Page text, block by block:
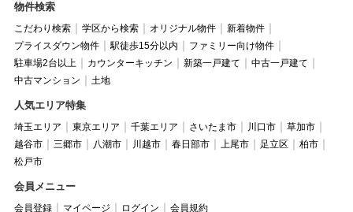
物件検索
こだわり検索 学区から検索 オリジナル物件
新着物件
プライスダウン物件
駅徒歩15分以内
ファミリー向け物件
駐車場2台以上
カウンターキッチン 新築一戸建て
中古一戸建て
中古マンション
土地
人気エリア特集
埼玉エリア 東京エリア 千葉エリア さいたま市 川口市
草加市
越谷市
三郷市 八潮市 川越市 春日部市 上尾市 足立区
柏市
松戸市
会員メニュー
会員登録 マイページ ログイン 会員規約